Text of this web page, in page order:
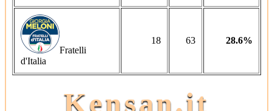
Fratelli
d'Italia
18 63 28.6%
Kensan.it